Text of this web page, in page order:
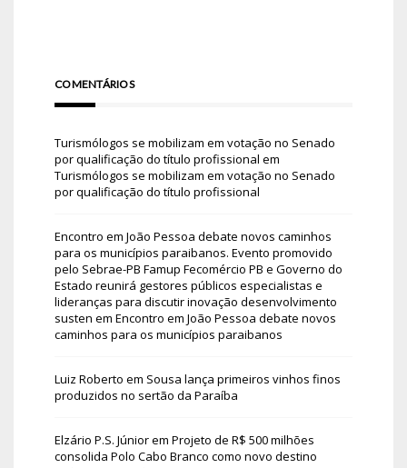
COMENTÁRIOS
Turismólogos se mobilizam em votação no Senado
por qualificação do título profissional em
Turismólogos se mobilizam em votação no Senado
por qualificação do título profissional
Encontro em João Pessoa debate novos caminhos
para os municípios paraibanos. Evento promovido
pelo Sebrae-PB Famup Fecomércio PB e Governo do
Estado reunirá gestores públicos especialistas e
lideranças para discutir inovação desenvolvimento
susten em Encontro em João Pessoa debate novos
caminhos para os municípios paraibanos
Luiz Roberto em Sousa lança primeiros vinhos finos
produzidos no sertão da Paraíba
Elzário P.S. Júniorem Projeto de R$ 500 milhões
consolida Polo Cabo Branco como novo destino